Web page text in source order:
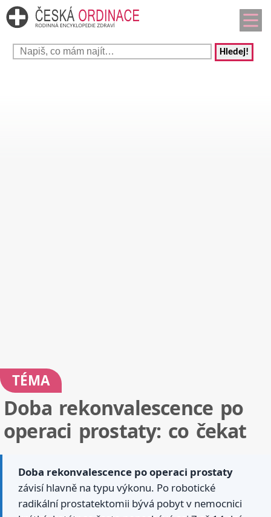
Hledej!
TÉMA
Doba rekonvalescence po
operaci prostaty: co čekat
Doba rekonvalescence po operaci prostaty
závisí hlavně na typu výkonu. Po robotické
radikální prostatektomii bývá pobyt v nemocnici